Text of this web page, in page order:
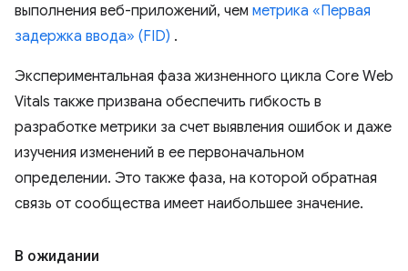
выполнения веб-приложений, чем метрика «Первая
задержка ввода» (FID) .
Экспериментальная фаза жизненного цикла Core Web
Vitals также призвана обеспечить гибкость в
разработке метрики за счет выявления ошибок и даже
изучения изменений в ее первоначальном
определении. Это также фаза, на которой обратная
связь от сообщества имеет наибольшее значение.
В ожидании